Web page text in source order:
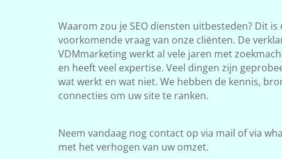
Waarom zou je SEO diensten uitbesteden? Dit is
voorkomende vraag van onze cliënten. De
VDMmarketing werkt al vele jaren met
en heeft veel expertise. Veel dingen zijn
wat werkt en wat niet. We hebben de kennis,
connecties om uw site te ranken.
Neem vandaag nog contact op via mail of via
met het verhogen van uw omzet.